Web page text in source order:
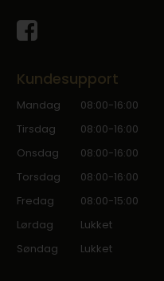
Kundesupport
Mandag
08:00-16:00
Tirsdag
08:00-16:00
Onsdag
08:00-16:00
Torsdag
08:00-16:00
Fredag
08:00-15:00
Lørdag
Lukket
Søndag
Lukket